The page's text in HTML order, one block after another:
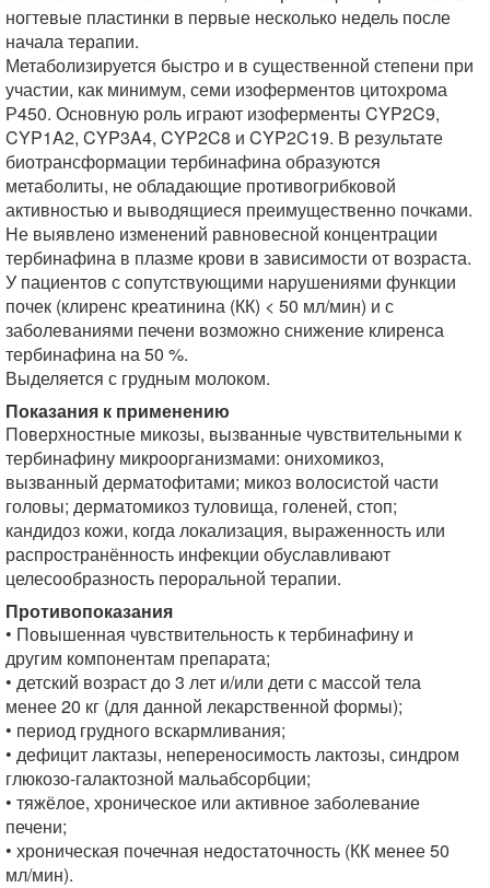
ногтевые пластинки в первые несколько недель после
начала терапии.
Метаболизируется быстро и в существенной степени при
участии, как минимум, семи изоферментов цитохрома
Р450. Основную роль играют изоферменты CYP2C9,
CYP1A2, CYP3A4, CYP2C8 и CYP2C19. В результате
биотрансформации тербинафина образуются
метаболиты, не обладающие противогрибковой
активностью и выводящиеся преимущественно почками.
Не выявлено изменений равновесной концентрации
тербинафина в плазме крови в зависимости от возраста.
У пациентов с сопутствующими нарушениями функции
почек (клиренс креатинина (КК) < 50 мл/мин) и с
заболеваниями печени возможно снижение клиренса
тербинафина на 50 %.
Выделяется с грудным молоком.
Показания к применению
Поверхностные микозы, вызванные чувствительными к
тербинафину микроорганизмами: онихомикоз,
вызванный дерматофитами; микоз волосистой части
головы; дерматомикоз туловища, голеней, стоп;
кандидоз кожи, когда локализация, выраженность или
распространённость инфекции обуславливают
целесообразность пероральной терапии.
Противопоказания
• Повышенная чувствительность к тербинафину и
другим компонентам препарата;
• детский возраст до 3 лет и/или дети с массой тела
менее 20 кг (для данной лекарственной формы);
• период грудного вскармливания;
• дефицит лактазы, непереносимость лактозы, синдром
глюкозо-галактозной мальабсорбции;
• тяжёлое, хроническое или активное заболевание
печени;
• хроническая почечная недостаточность (КК менее 50
мл/мин).